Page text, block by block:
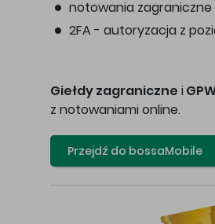
notowania zagraniczne
2FA - autoryzacja z
Giełdy zagraniczne i
z notowaniami online.
Przejdź do bossaMobile